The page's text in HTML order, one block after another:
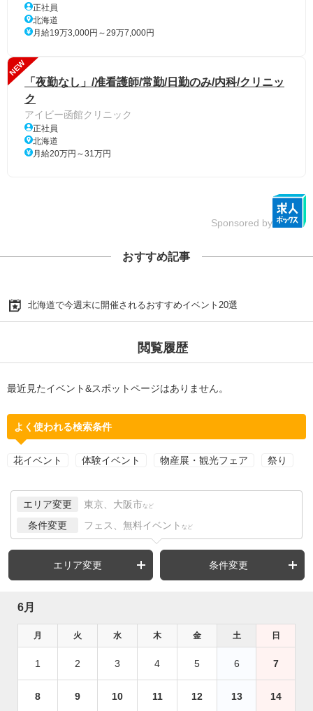
正社員
北海道
月給19万3,000円～29万7,000円
NEW
「夜勤なし」/准看護師/常勤/日勤のみ/内科/クリニッ
ク
アイビー函館クリニック
正社員
北海道
月給20万円～31万円
Sponsored by
おすすめ記事
北海道で今週末に開催されるおすすめイベント20選
閲覧履歴
最近見たイベント&スポットページはありません。
よく使われる検索条件
花イベント 体験イベント 物産展・観光フェア 祭り
エリア変更 東京、大阪市 など
条件変更 フェス、無料イベント など
エリア変更 条件変更
6月
月 火 水 木 金 土 日
1 2 3 4 5 6 7
8 9 10 11 12 13 14